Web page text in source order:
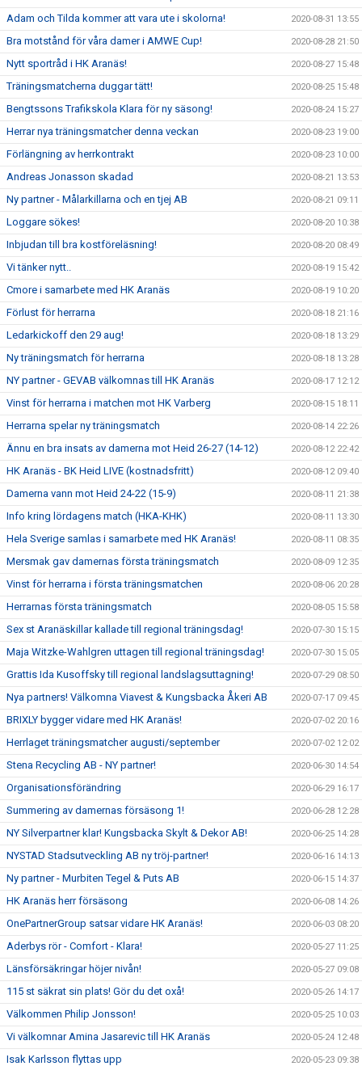
Adam och Tilda kommer att vara ute i skolorna! 2020-08-31 13:55
Bra motstånd för våra damer i AMWE Cup! 2020-08-28 21:50
Nytt sportråd i HK Aranäs! 2020-08-27 15:48
Träningsmatcherna duggar tätt! 2020-08-25 15:48
Bengtssons Trafikskola Klara för ny säsong! 2020-08-24 15:27
Herrar nya träningsmatcher denna veckan 2020-08-23 19:00
Förlängning av herrkontrakt 2020-08-23 10:00
Andreas Jonasson skadad 2020-08-21 13:53
Ny partner - Målarkillarna och en tjej AB 2020-08-21 09:11
Loggare sökes! 2020-08-20 10:38
Inbjudan till bra kostföreläsning! 2020-08-20 08:49
Vi tänker nytt.. 2020-08-19 15:42
Cmore i samarbete med HK Aranäs 2020-08-19 10:20
Förlust för herrarna 2020-08-18 21:16
Ledarkickoff den 29 aug! 2020-08-18 13:29
Ny träningsmatch för herrarna 2020-08-18 13:28
NY partner - GEVAB välkomnas till HK Aranäs 2020-08-17 12:12
Vinst för herrarna i matchen mot HK Varberg 2020-08-15 18:11
Herrarna spelar ny träningsmatch 2020-08-14 22:26
Ännu en bra insats av damerna mot Heid 26-27 (14-12) 2020-08-12 22:42
HK Aranäs - BK Heid LIVE (kostnadsfritt) 2020-08-12 09:40
Damerna vann mot Heid 24-22 (15-9) 2020-08-11 21:38
Info kring lördagens match (HKA-KHK) 2020-08-11 13:30
Hela Sverige samlas i samarbete med HK Aranäs! 2020-08-11 08:35
Mersmak gav damernas första träningsmatch 2020-08-09 12:35
Vinst för herrarna i första träningsmatchen 2020-08-06 20:28
Herrarnas första träningsmatch 2020-08-05 15:58
Sex st Aranäskillar kallade till regional träningsdag! 2020-07-30 15:15
Maja Witzke-Wahlgren uttagen till regional träningsdag! 2020-07-30 15:05
Grattis Ida Kusoffsky till regional landslagsuttagning! 2020-07-29 08:50
Nya partners! Välkomna Viavest & Kungsbacka Åkeri AB 2020-07-17 09:45
BRIXLY bygger vidare med HK Aranäs! 2020-07-02 20:16
Herrlaget träningsmatcher augusti/september 2020-07-02 12:02
Stena Recycling AB - NY partner! 2020-06-30 14:54
Organisationsförändring 2020-06-29 16:17
Summering av damernas försäsong 1! 2020-06-28 12:28
NY Silverpartner klar! Kungsbacka Skylt & Dekor AB! 2020-06-25 14:28
NYSTAD Stadsutveckling AB ny tröj-partner! 2020-06-16 14:13
Ny partner - Murbiten Tegel & Puts AB 2020-06-15 14:37
HK Aranäs herr försäsong 2020-06-08 14:26
OnePartnerGroup satsar vidare HK Aranäs! 2020-06-03 08:20
Aderbys rör - Comfort - Klara! 2020-05-27 11:25
Länsförsäkringar höjer nivån! 2020-05-27 09:08
115 st säkrat sin plats! Gör du det oxå! 2020-05-26 14:17
Välkommen Philip Jonsson! 2020-05-25 10:03
Vi välkomnar Amina Jasarevic till HK Aranäs 2020-05-24 12:48
Isak Karlsson flyttas upp 2020-05-23 09:38